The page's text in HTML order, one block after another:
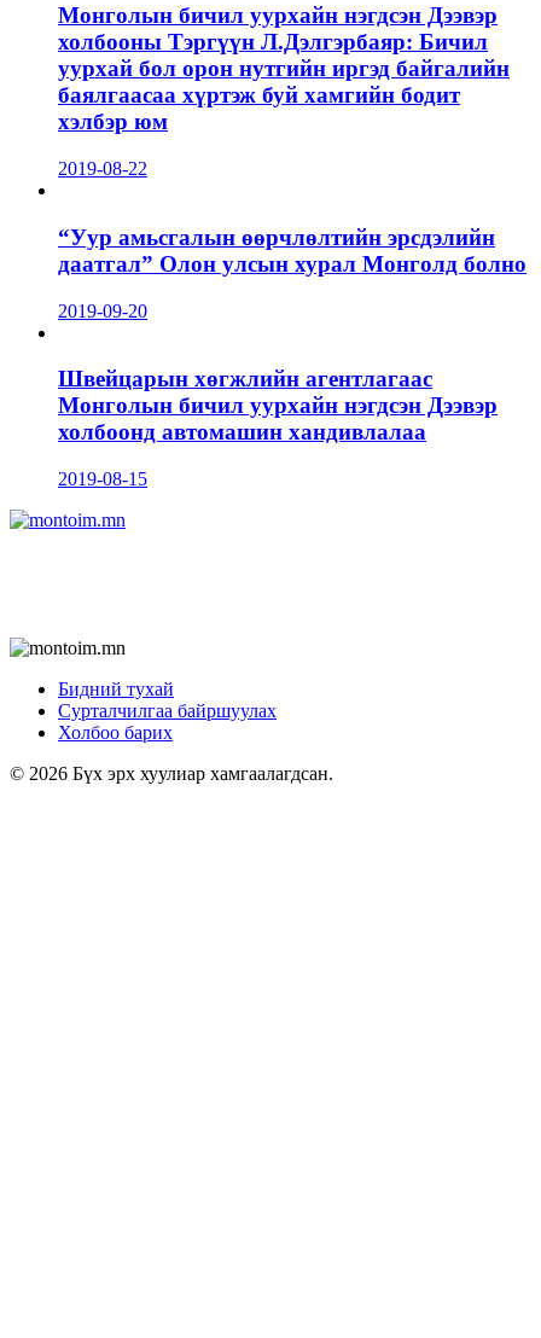
Монголын бичил уурхайн нэгдсэн Дээвэр
холбооны Тэргүүн Л.Дэлгэрбаяр: Бичил
уурхай бол орон нутгийн иргэд байгалийн
баялгаасаа хүртэж буй хамгийн бодит
хэлбэр юм
2019-08-22
“Уур амьсгалын өөрчлөлтийн эрсдэлийн
даатгал” Олон улсын хурал Монголд болно
2019-09-20
Швейцарын хөгжлийн агентлагаас
Монголын бичил уурхайн нэгдсэн Дээвэр
холбоонд автомашин хандивлалаа
2019-08-15
Бидний тухай
Сурталчилгаа байршуулах
Холбоо барих
© 2026 Бүх эрх хуулиар хамгаалагдсан.